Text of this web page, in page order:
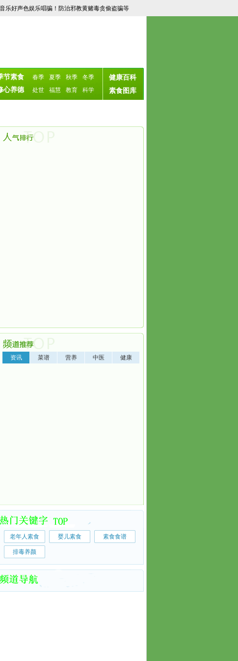
乐好声色娱乐唱骗！防治邪教黄赌毒贪偷盗骗等
节素食 春季 夏季 秋季 冬季
心养德 处世 福慧 教育 科学
健康百科
素食图库
资讯 菜谱 营养 中医 健康
老年人素食 婴儿素食 素食食谱
排毒养颜